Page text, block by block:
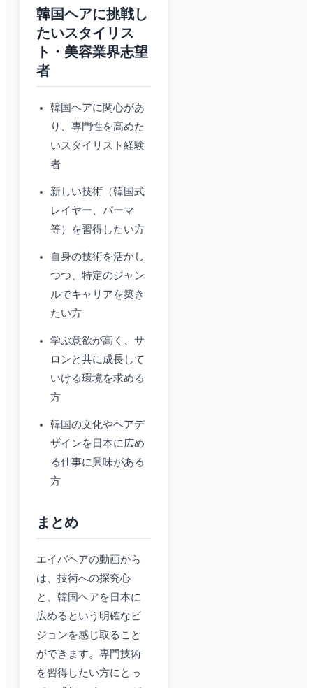
韓国ヘアに挑戦し
たいスタイリス
ト・美容業界志望
者
韓国ヘアに関心があ
り、専門性を高めた
いスタイリスト経験
者
新しい技術（韓国式
レイヤー、パーマ
等）を習得したい方
自身の技術を活かし
つつ、特定のジャン
ルでキャリアを築き
たい方
学ぶ意欲が高く、サ
ロンと共に成長して
いける環境を求める
方
韓国の文化やヘアデ
ザインを日本に広め
る仕事に興味がある
方
まとめ
エイバヘアの動画から
は、技術への探究心
と、韓国ヘアを日本に
広めるという明確なビ
ジョンを感じ取ること
ができます。専門技術
を習得したい方にとっ